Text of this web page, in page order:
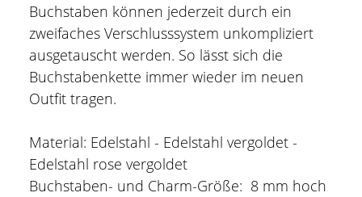
Buchstaben können jederzeit durch ein
zweifaches Verschlusssystem unkompliziert
ausgetauscht werden. So lässt sich die
Buchstabenkette immer wieder im neuen
Outfit tragen.
Material: Edelstahl - Edelstahl vergoldet -
Edelstahl rose vergoldet
Buchstaben- und Charm-Größe: 8 mm hoch